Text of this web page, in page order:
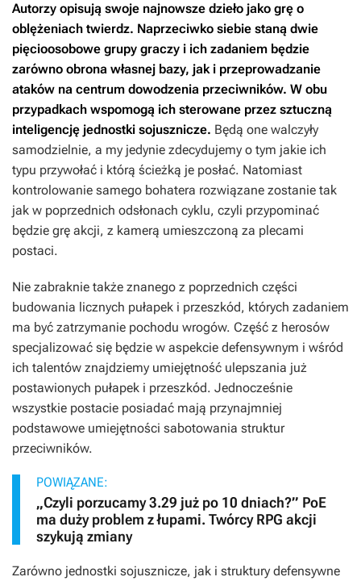
Autorzy opisują swoje najnowsze dzieło jako grę o
oblężeniach twierdz. Naprzeciwko siebie staną dwie
pięcioosobowe grupy graczy i ich zadaniem będzie
zarówno obrona własnej bazy, jak i przeprowadzanie
ataków na centrum dowodzenia przeciwników. W obu
przypadkach wspomogą ich sterowane przez sztuczną
inteligencję jednostki sojusznicze. Będą one walczyły
samodzielnie, a my jedynie zdecydujemy o tym jakie ich
typu przywołać i którą ścieżką je posłać. Natomiast
kontrolowanie samego bohatera rozwiązane zostanie tak
jak w poprzednich odsłonach cyklu, czyli przypominać
będzie grę akcji, z kamerą umieszczoną za plecami
postaci.
Nie zabraknie także znanego z poprzednich części
budowania licznych pułapek i przeszkód, których zadaniem
ma być zatrzymanie pochodu wrogów. Część z herosów
specjalizować się będzie w aspekcie defensywnym i wśród
ich talentów znajdziemy umiejętność ulepszania już
postawionych pułapek i przeszkód. Jednocześnie
wszystkie postacie posiadać mają przynajmniej
podstawowe umiejętności sabotowania struktur
przeciwników.
POWIĄZANE:
„Czyli porzucamy 3.29 już po 10 dniach?” PoE
ma duży problem z łupami. Twórcy RPG akcji
szykują zmiany
Zarówno jednostki sojusznicze, jak i struktury defensywne